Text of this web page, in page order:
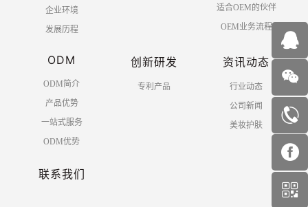
企业环境
发展历程
适合OEM的伙伴
OEM业务流程
ODM
ODM简介
产品优势
一站式服务
ODM优势
创新研发
专利产品
资讯动态
行业动态
公司新闻
美妆护肤
联系我们